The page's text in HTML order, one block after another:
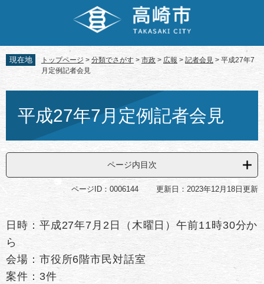
先
頭
す。
を
飛
し
へ
現在地 トップページ > 分類でさがす > 市政 > 広報 > 記者会見 > 平成27年7
月定例記者会見
平成27年7月定例記者会見
ページ内目次
ページID：0006144 更新日：2023年12月18日更新
日時：平成27年7月2日（木曜日）午前11時30分か
ら
会場：市役所6階市民対話室
案件：3件